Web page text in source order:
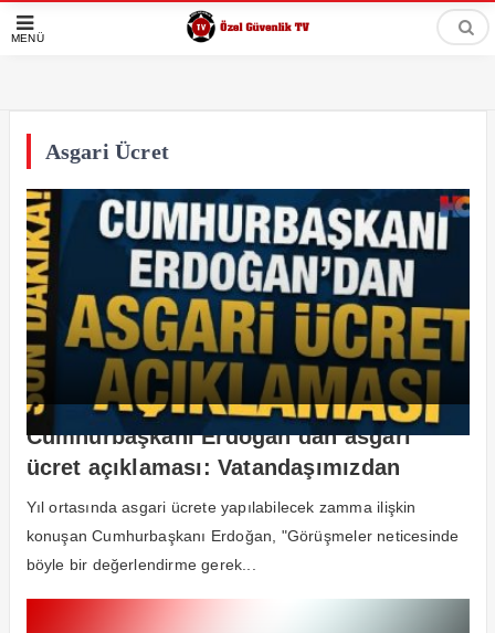
MENÜ
Asgari Ücret
Cumhurbaşkanı Erdoğan’dan asgari
ücret açıklaması: Vatandaşımızdan
esirgemeyiz
Yıl ortasında asgari ücrete yapılabilecek zamma ilişkin
konuşan Cumhurbaşkanı Erdoğan, "Görüşmeler neticesinde
böyle bir değerlendirme gerek...